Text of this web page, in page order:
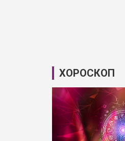
ХОРОСКОП